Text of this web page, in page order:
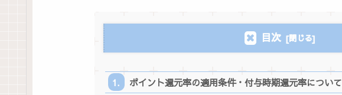
目次
ポイント還元率の適用条件・付与時期還元率について